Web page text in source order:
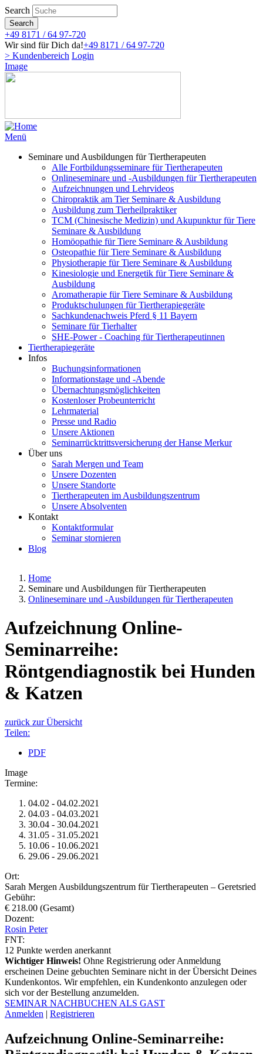
Direkt
zum
Inhalt
Search
Search
+49 8171 / 64 97-720
Wir sind für Dich da!+49 8171 / 64 97-720
> Kundenbereich Login
Image
Menü
Seminare und Ausbildungen für Tiertherapeuten
Alle Fortbildungsseminare für Tiertherapeuten
Onlineseminare und -Ausbildungen für Tiertherapeuten
Aufzeichnungen und Lehrvideos
Chiropraktik am Tier Seminare & Ausbildung
Ausbildung zum Tierheilpraktiker
TCM (Chinesische Medizin) und Akupunktur für Tiere
Seminare & Ausbildung
Homöopathie für Tiere Seminare & Ausbildung
Osteopathie für Tiere Seminare & Ausbildung
Physiotherapie für Tiere Seminare & Ausbildung
Kinesiologie und Energetik für Tiere Seminare &
Ausbildung
Aromatherapie für Tiere Seminare & Ausbildung
Produktschulungen für Tiertherapiegeräte
Sachkundenachweis Pferd § 11 Bayern
Seminare für Tierhalter
SHE-Power - Coaching für Tiertherapeutinnen
Tiertherapiegeräte
Infos
Buchungsinformationen
Informationstage und -Abende
Übernachtungsmöglichkeiten
Kostenloser Probeunterricht
Lehrmaterial
Presse und Radio
Unsere Aktionen
Seminarrücktrittsversicherung der Hanse Merkur
Über uns
Sarah Mergen und Team
Unsere Dozenten
Unsere Standorte
Tiertherapeuten im Ausbildungszentrum
Unsere Absolventen
Kontakt
Kontaktformular
Seminar stornieren
Blog
Home
Seminare und Ausbildungen für Tiertherapeuten
Onlineseminare und -Ausbildungen für Tiertherapeuten
Aufzeichnung Online-
Seminarreihe:
Röntgendiagnostik bei Hunden
& Katzen
zurück zur Übersicht
Teilen:
PDF
Image
Termine:
04.02 - 04.02.2021
04.03 - 04.03.2021
30.04 - 30.04.2021
31.05 - 31.05.2021
10.06 - 10.06.2021
29.06 - 29.06.2021
Ort:
Sarah Mergen Ausbildungszentrum für Tiertherapeuten – Geretsried
Gebühr:
€ 218.00 (Gesamt)
Dozent:
Rosin Peter
FNT:
12 Punkte werden anerkannt
Wichtiger Hinweis! Ohne Registrierung oder Anmeldung
erscheinen Deine gebuchten Seminare nicht in der Übersicht Deines
Kundenkontos. Wir empfehlen, ein Kundenkonto anzulegen oder
sich vor der Bestellung anzumelden.
SEMINAR NACHBUCHEN ALS GAST
Anmelden | Registrieren
Aufzeichnung Online-Seminarreihe: